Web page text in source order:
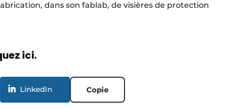
dans son fablab, de visières de protection
ici.
LinkedIn Copie